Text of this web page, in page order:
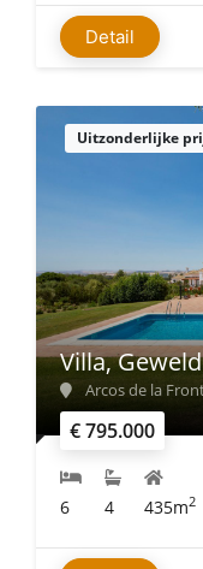
Detail
Uitzonderlijke
€ 795.000
Villa,
Arcos de la
6 4 435m2